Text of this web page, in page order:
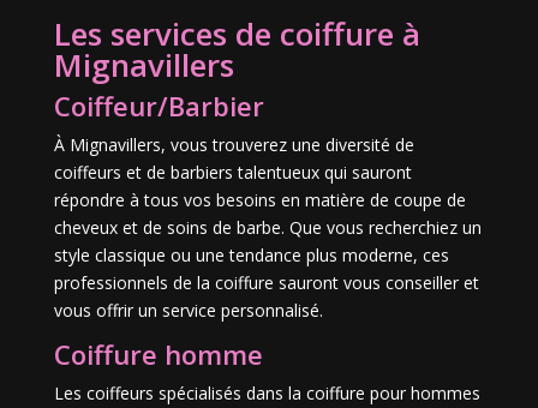
Les services de coiffure à
Mignavillers
Coiffeur/Barbier
À Mignavillers, vous trouverez une diversité de
coiffeurs et de barbiers talentueux qui sauront
répondre à tous vos besoins en matière de coupe de
cheveux et de soins de barbe. Que vous recherchiez un
style classique ou une tendance plus moderne, ces
professionnels de la coiffure sauront vous conseiller et
vous offrir un service personnalisé.
Coiffure homme
Les coiffeurs spécialisés dans la coiffure pour hommes